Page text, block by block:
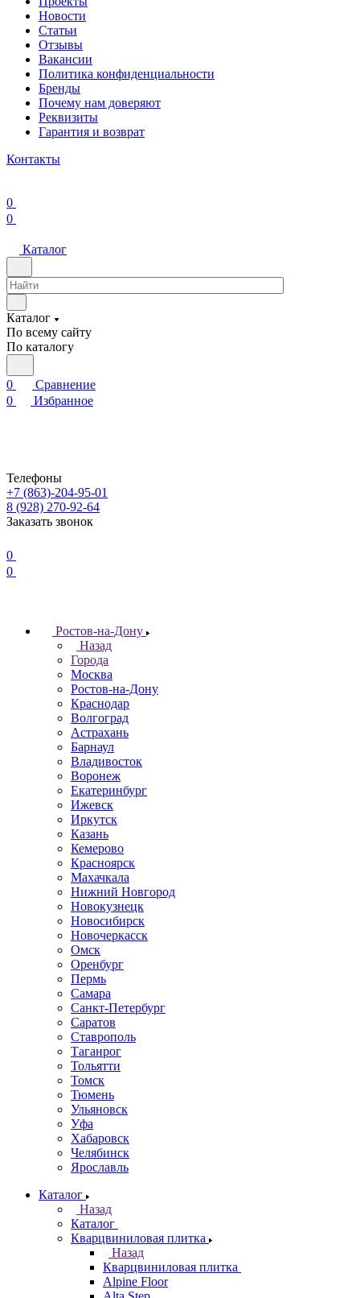
Новости
Статьи
Отзывы
Вакансии
Политика конфиденциальности
Бренды
Почему нам доверяют
Реквизиты
Гарантия и возврат
Контакты
0
0
Каталог
Каталог
По всему сайту
По каталогу
0
Сравнение
0
Избранное
Телефоны
+7 (863)-204-95-01
8 (928) 270-92-64
Заказать звонок
0
0
Ростов-на-Дону
Назад
Города
Москва
Ростов-на-Дону
Краснодар
Волгоград
Астрахань
Барнаул
Владивосток
Воронеж
Екатеринбург
Ижевск
Иркутск
Казань
Кемерово
Красноярск
Махачкала
Нижний Новгород
Новокузнецк
Новосибирск
Новочеркаcск
Омск
Оренбург
Пермь
Самара
Санкт-Петербург
Саратов
Ставрополь
Таганрог
Тольятти
Томск
Тюмень
Ульяновск
Уфа
Хабаровск
Челябинск
Ярославль
Каталог
Назад
Каталог
Кварцвиниловая плитка
Назад
Кварцвиниловая плитка
Alpine Floor